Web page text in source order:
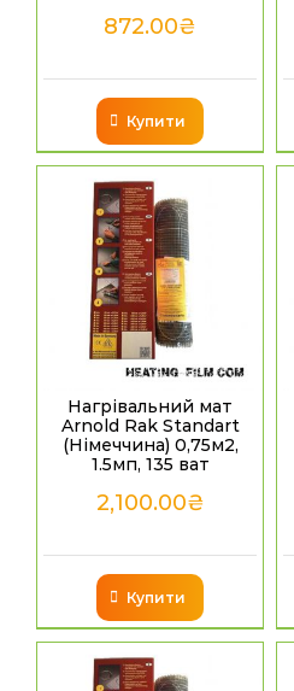
872.00₴
Купити
Нагрівальний мат
Arnold Rak Standart
(Німеччина) 0,75м2,
1.5мп, 135 ват
2,100.00₴
Купити